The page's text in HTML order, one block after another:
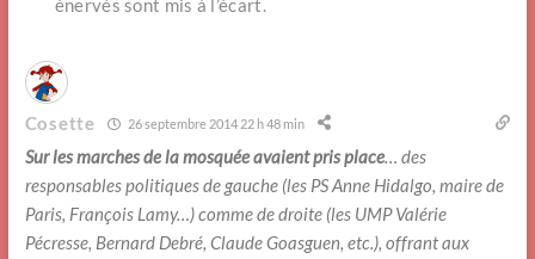
énervés sont mis à l’écart.
Cosette 26 septembre 2014 22 h 48 min
Sur les marches de la mosquée avaient pris place… des
responsables politiques de gauche (les PS Anne Hidalgo, maire de
Paris, François Lamy…) comme de droite (les UMP Valérie
Pécresse, Bernard Debré, Claude Goasguen, etc.), offrant aux